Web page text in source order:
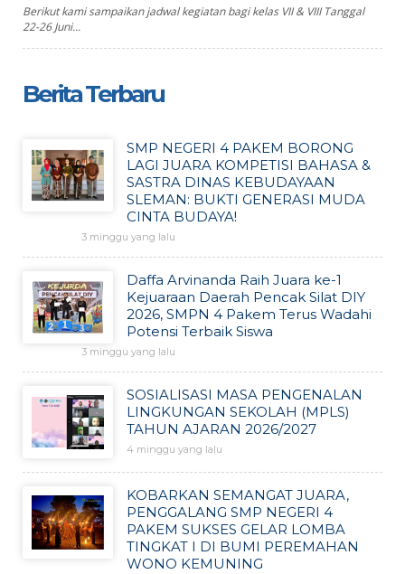
Berikut kami sampaikan jadwal kegiatan bagi kelas VII & VIII Tanggal
22-26 Juni...
Berita Terbaru
SMP NEGERI 4 PAKEM BORONG
LAGI JUARA KOMPETISI BAHASA &
SASTRA DINAS KEBUDAYAAN
SLEMAN: BUKTI GENERASI MUDA
CINTA BUDAYA!
3 minggu yang lalu
Daffa Arvinanda Raih Juara ke-1
Kejuaraan Daerah Pencak Silat DIY
2026, SMPN 4 Pakem Terus Wadahi
Potensi Terbaik Siswa
3 minggu yang lalu
SOSIALISASI MASA PENGENALAN
LINGKUNGAN SEKOLAH (MPLS)
TAHUN AJARAN 2026/2027
4 minggu yang lalu
KOBARKAN SEMANGAT JUARA,
PENGGALANG SMP NEGERI 4
PAKEM SUKSES GELAR LOMBA
TINGKAT I DI BUMI PEREMAHAN
WONO KEMUNING